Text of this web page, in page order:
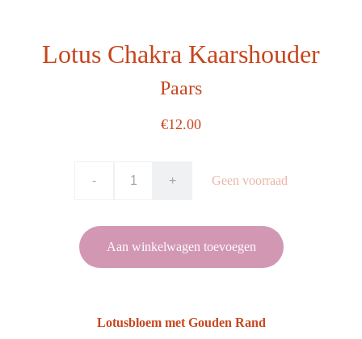
Lotus Chakra Kaarshouder
Paars
€12.00
- + Geen voorraad
Aan winkelwagen toevoegen
Lotusbloem met Gouden Rand